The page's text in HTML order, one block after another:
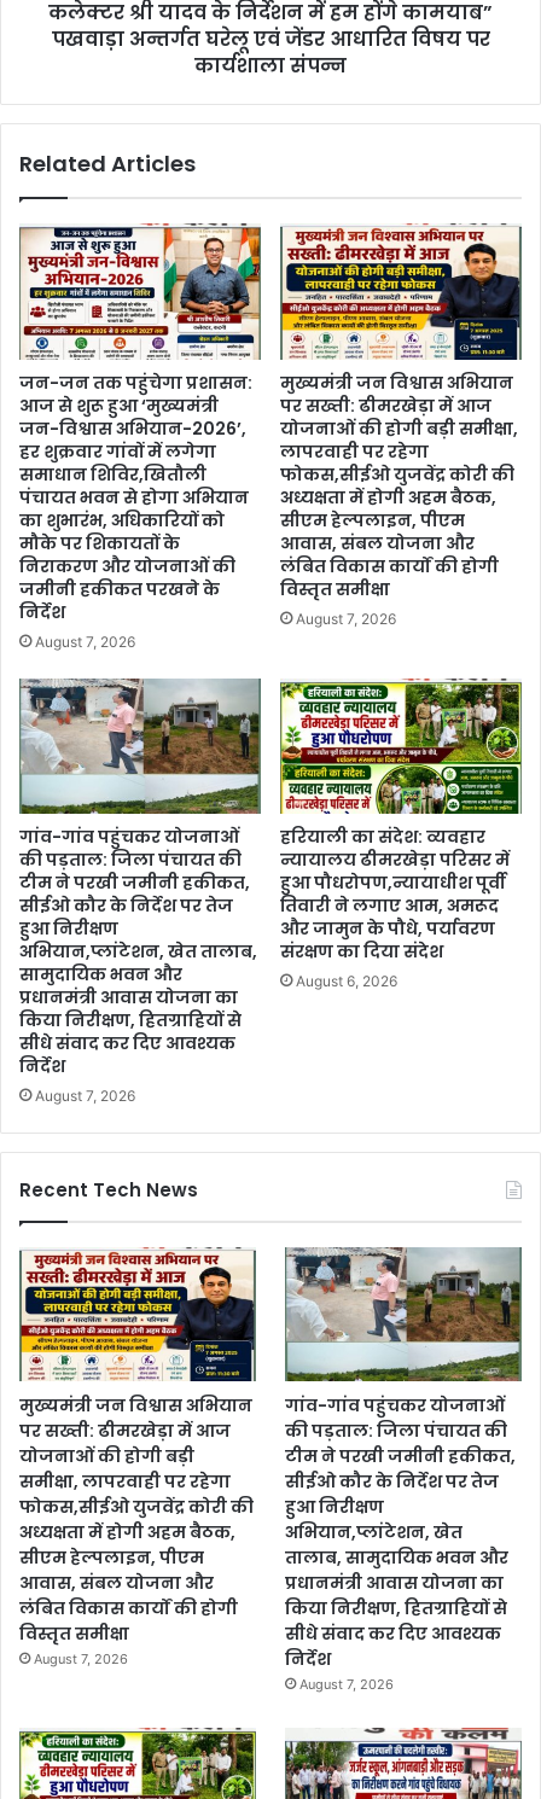
कलेक्टर श्री यादव के निर्देशन में हम होंगे कामयाब”
पखवाड़ा अन्तर्गत घरेलू एवं जेंडर आधारित विषय पर
कार्यशाला संपन्न
Related Articles
जन-जन तक पहुंचेगा प्रशासन:
आज से शुरू हुआ ‘मुख्यमंत्री
जन-विश्वास अभियान-2026’,
हर शुक्रवार गांवों में लगेगा
समाधान शिविर,खितौली
पंचायत भवन से होगा अभियान
का शुभारंभ, अधिकारियों को
मौके पर शिकायतों के
निराकरण और योजनाओं की
जमीनी हकीकत परखने के
निर्देश
August 7, 2026
मुख्यमंत्री जन विश्वास अभियान
पर सख्ती: ढीमरखेड़ा में आज
योजनाओं की होगी बड़ी समीक्षा,
लापरवाही पर रहेगा
फोकस,सीईओ युजवेंद्र कोरी की
अध्यक्षता में होगी अहम बैठक,
सीएम हेल्पलाइन, पीएम
आवास, संबल योजना और
लंबित विकास कार्यों की होगी
विस्तृत समीक्षा
August 7, 2026
गांव-गांव पहुंचकर योजनाओं
की पड़ताल: जिला पंचायत की
टीम ने परखी जमीनी हकीकत,
सीईओ कौर के निर्देश पर तेज
हुआ निरीक्षण
अभियान,प्लांटेशन, खेत तालाब,
सामुदायिक भवन और
प्रधानमंत्री आवास योजना का
किया निरीक्षण, हितग्राहियों से
सीधे संवाद कर दिए आवश्यक
निर्देश
August 7, 2026
हरियाली का संदेश: व्यवहार
न्यायालय ढीमरखेड़ा परिसर में
हुआ पौधरोपण,न्यायाधीश पूर्वी
तिवारी ने लगाए आम, अमरूद
और जामुन के पौधे, पर्यावरण
संरक्षण का दिया संदेश
August 6, 2026
Recent Tech News
मुख्यमंत्री जन विश्वास अभियान
पर सख्ती: ढीमरखेड़ा में आज
योजनाओं की होगी बड़ी
समीक्षा, लापरवाही पर रहेगा
फोकस,सीईओ युजवेंद्र कोरी की
अध्यक्षता में होगी अहम बैठक,
सीएम हेल्पलाइन, पीएम
आवास, संबल योजना और
लंबित विकास कार्यों की होगी
विस्तृत समीक्षा
August 7, 2026
गांव-गांव पहुंचकर योजनाओं
की पड़ताल: जिला पंचायत की
टीम ने परखी जमीनी हकीकत,
सीईओ कौर के निर्देश पर तेज
हुआ निरीक्षण
अभियान,प्लांटेशन, खेत
तालाब, सामुदायिक भवन और
प्रधानमंत्री आवास योजना का
किया निरीक्षण, हितग्राहियों से
सीधे संवाद कर दिए आवश्यक
निर्देश
August 7, 2026